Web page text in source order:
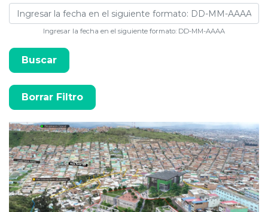
Ingresar la fecha en el siguiente formato: DD-MM-AAAA